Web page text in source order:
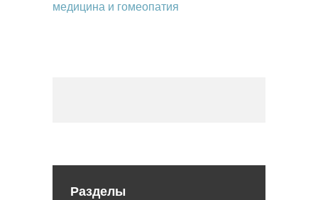
медицина и гомеопатия
Разделы